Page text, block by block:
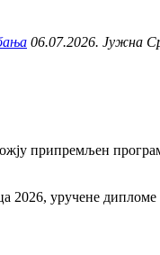
06.07.2026. Јужна
припремљен
2026, уручене дипломе